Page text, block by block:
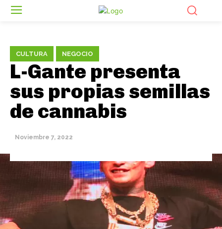
CULTURA NEGOCIO
L-Gante presenta
sus propias semillas
de cannabis
Noviembre 7, 2022